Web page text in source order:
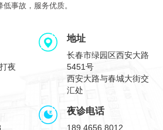
事故，服务优质。
夜
地址
长春市绿园区西安大路
5451号
西安大路与春城大街交
汇处
夜诊电话
189 4656 8012